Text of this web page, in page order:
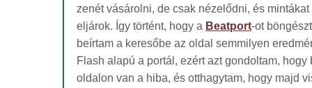
zenét vásárolni, de csak nézelődni, és
eljárok. Így történt, hogy a Beatport-ot
beírtam a keresőbe az oldal semmilyen
Flash alapú a portál, ezért azt gondoltam, hogy
oldalon van a hiba, és otthagytam, hogy majd